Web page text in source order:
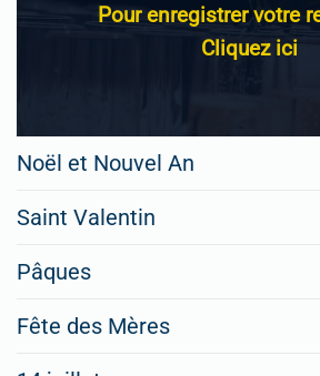
Pour enregistrer votre
Cliquez ici
Noël et Nouvel An
Saint Valentin
Pâques
Fête des Mères